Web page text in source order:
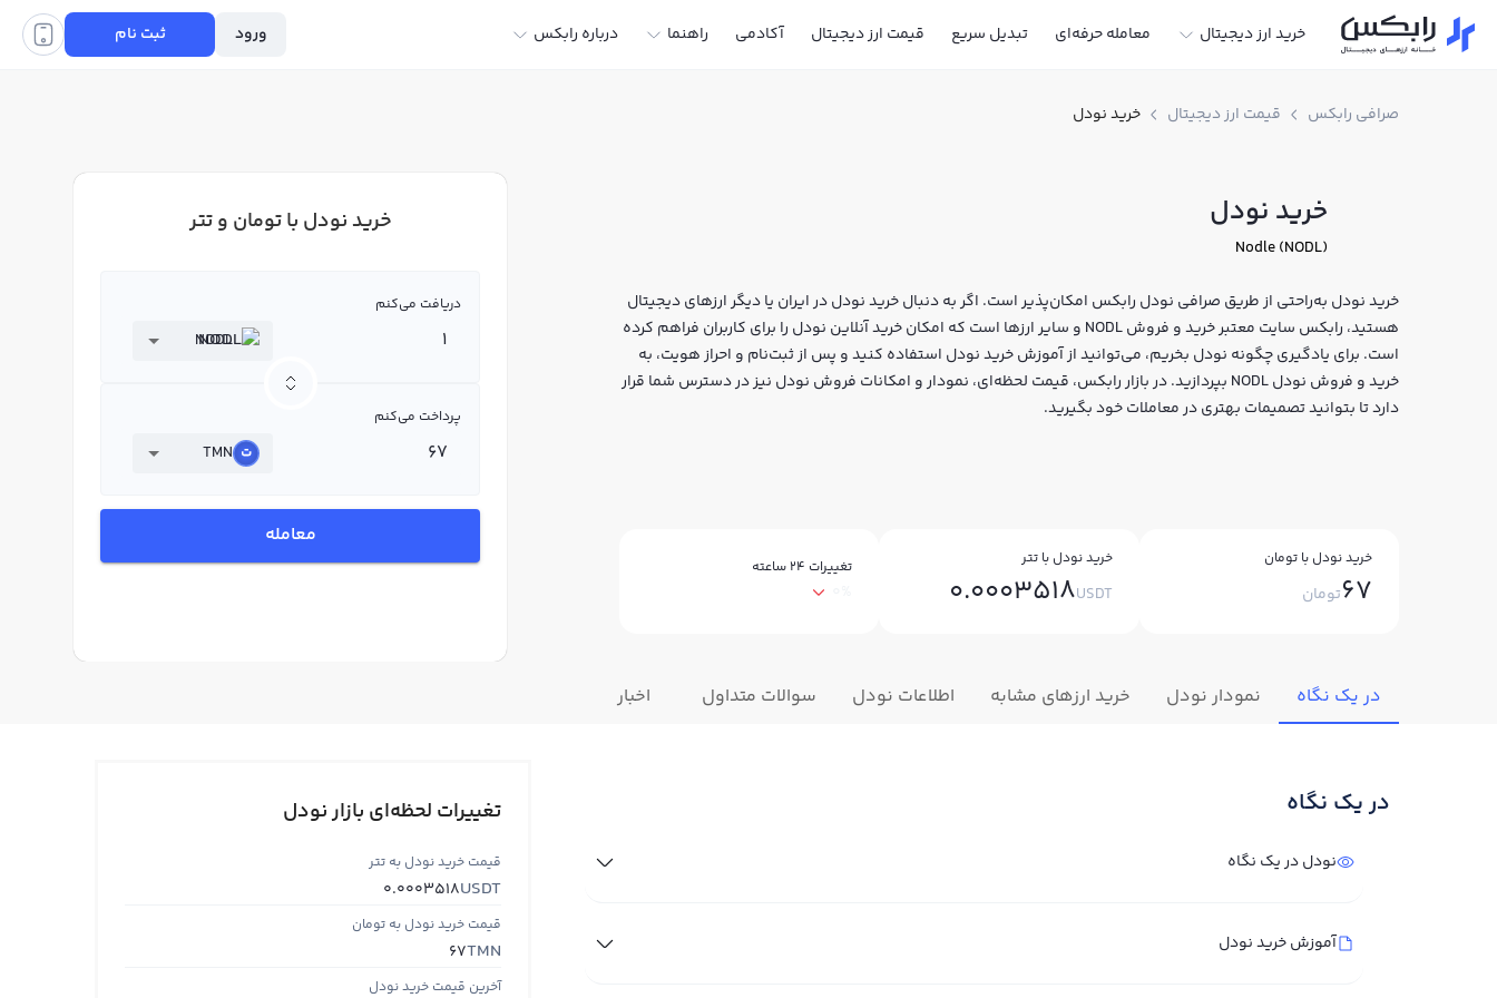
خرید ارز دیجیتال معامله حرفه‌ای تبدیل سریع قیمت ارز دیجیتال آکادمی راهنما درباره رابکس ورود ثبت نام
صرافی رابکس قیمت ارز دیجیتال خرید نودل
خرید نودل
Nodle (NODL)
خرید نودل به‌راحتی از طریق صرافی نودل رابکس امکان‌پذیر است. اگر به دنبال خرید نودل در ایران یا دیگر ارزهای دیجیتال
هستید، رابکس سایت معتبر خرید و فروش NODL و سایر ارزها است که امکان خرید آنلاین نودل را برای کاربران فراهم کرده
است. برای یادگیری چگونه نودل بخریم، می‌توانید از آموزش خرید نودل استفاده کنید و پس از ثبت‌نام و احراز هویت، به
خرید و فروش نودل NODL بپردازید. در بازار رابکس، قیمت لحظه‌ای، نمودار و امکانات فروش نودل نیز در دسترس شما قرار
دارد تا بتوانید تصمیمات بهتری در معاملات خود بگیرید.
خرید نودل با تومان
67تومان
خرید نودل با تتر
0.0003518USDT
تغییرات ۲۴ ساعته
خرید نودل با تومان و تتر
دریافت می‌کنم
NODL
پرداخت می‌کنم
TMN
معامله
در یک نگاه نمودار نودل خرید ارزهای مشابه اطلاعات نودل سوالات متداول اخبار
در یک نگاه
نودل در یک نگاه
آموزش خرید نودل
تغییرات لحظه‌ای بازار نودل
قیمت خرید نودل به تتر
USDT
0.0003518
قیمت خرید نودل به تومان
TMN
67
آخرین قیمت خرید نودل